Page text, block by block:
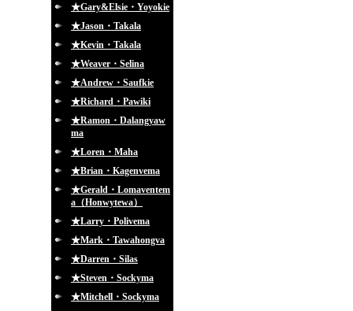
★Gary&Elsie・Yoyokie
★Jason・Takala
★Kevin・Takala
★Weaver・Selina
★Andrew・Saufkie
★Richard・Pawiki
★Ramon・Dalangyaw
ma
★Loren・Maha
★Brian・Kagenvema
★Gerald・Lomaventem
a（Honwytewa）
★Larry・Polivema
★Mark・Tawahongva
★Darren・Silas
★Steven・Sockyma
★Mitchell・Sockyma